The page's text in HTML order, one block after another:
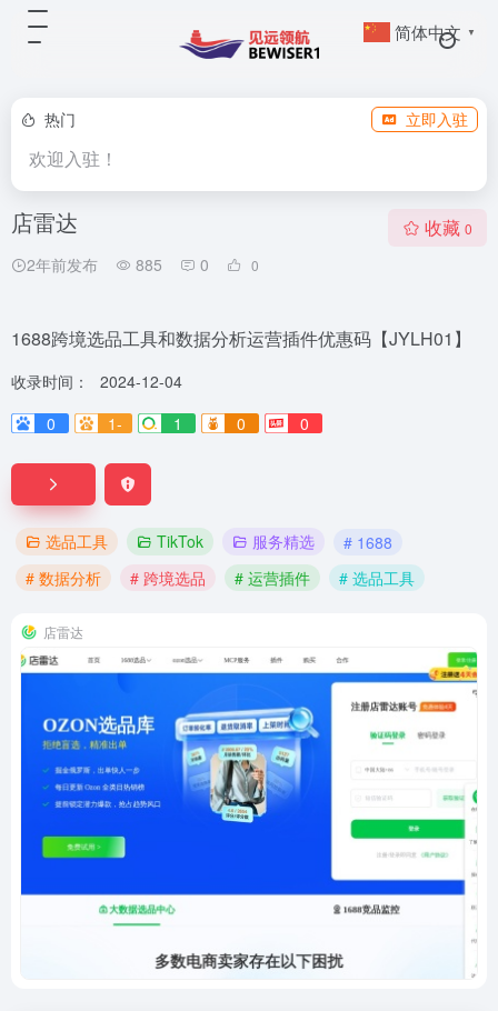
热门 立即入驻
欢迎入驻！
店雷达
2年前发布 885 0 0
收藏 0
1688跨境选品工具和数据分析运营插件优惠码【JYLH01】
收录时间：
2024-12-04
0
1- 1 0 0
选品工具 TikTok 服务精选
# 1688
# 数据分析
# 跨境选品 # 运营插件 # 选品工具
店雷达
简体中文 ▼